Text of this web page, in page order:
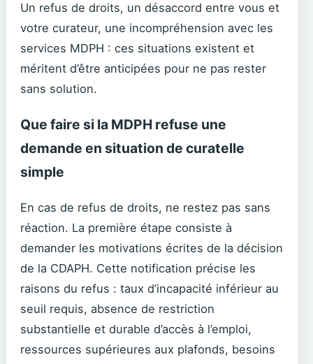
Un refus de droits, un désaccord entre vous et
votre curateur, une incompréhension avec les
services MDPH : ces situations existent et
méritent d’être anticipées pour ne pas rester
sans solution.
Que faire si la MDPH refuse une
demande en situation de curatelle
simple
En cas de refus de droits, ne restez pas sans
réaction. La première étape consiste à
demander les motivations écrites de la décision
de la CDAPH. Cette notification précise les
raisons du refus : taux d’incapacité inférieur au
seuil requis, absence de restriction
substantielle et durable d’accès à l’emploi,
ressources supérieures aux plafonds, besoins